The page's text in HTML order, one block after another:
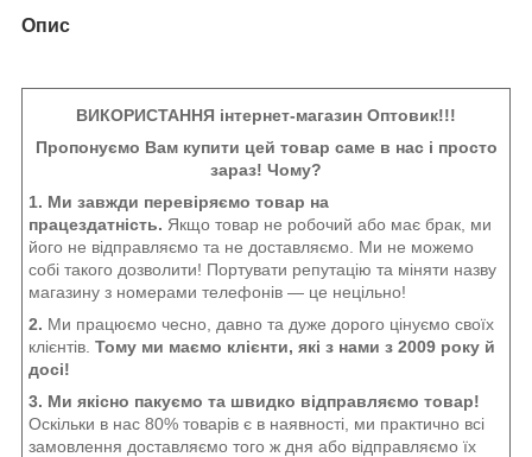
Опис
ВИКОРИСТАННЯ інтернет-магазин Оптовик!!!
Пропонуємо Вам купити цей товар саме в нас і просто
зараз! Чому?
1. Ми завжди перевіряємо товар на
працездатність. Якщо товар не робочий або має брак, ми
його не відправляємо та не доставляємо. Ми не можемо
собі такого дозволити! Портувати репутацію та міняти назву
магазину з номерами телефонів — це нецільно!
2. Ми працюємо чесно, давно та дуже дорого цінуємо своїх
клієнтів. Тому ми маємо клієнти, які з нами з 2009 року й
досі!
3. Ми якісно пакуємо та швидко відправляємо товар!
Оскільки в нас 80% товарів є в наявності, ми практично всі
замовлення доставляємо того ж дня або відправляємо їх